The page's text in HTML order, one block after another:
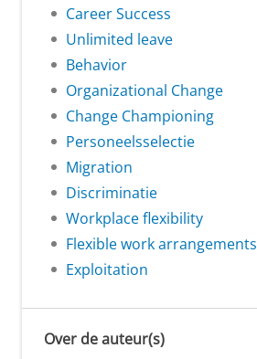
Career Success
Unlimited leave
Behavior
Organizational Change
Change Championing
Personeelsselectie
Migration
Discriminatie
Workplace flexibility
Flexible work arrangements
Exploitation
Over de auteur(s)